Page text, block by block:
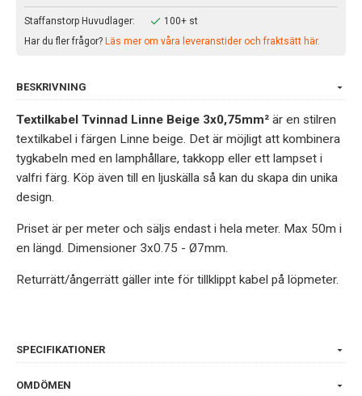
Staffanstorp Huvudlager:
100+ st
Har du fler frågor? Läs mer om våra leveranstider och fraktsätt här.
BESKRIVNING
Textilkabel Tvinnad Linne Beige 3x0,75mm² är en stilren
textilkabel i färgen Linne beige. Det är möjligt att kombinera
tygkabeln med en lamphållare, takkopp eller ett lampset i
valfri färg. Köp även till en ljuskälla så kan du skapa din unika
design.
Priset är per meter och säljs endast i hela meter. Max 50m i
en längd. Dimensioner 3x0.75 - Ø7mm.
Returrätt/ångerrätt gäller inte för tillklippt kabel på löpmeter.
SPECIFIKATIONER
OMDÖMEN